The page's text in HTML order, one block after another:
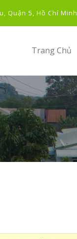
Quận 5, Hồ Chí Minh
Trang Chủ